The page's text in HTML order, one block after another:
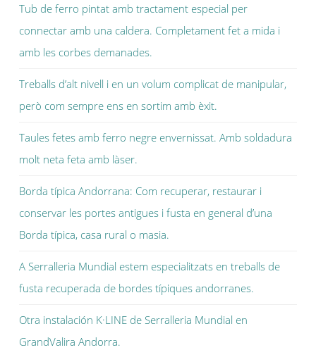
Tub de ferro pintat amb tractament especial per
connectar amb una caldera. Completament fet a mida i
amb les corbes demanades.
Treballs d’alt nivell i en un volum complicat de manipular,
però com sempre ens en sortim amb èxit.
Taules fetes amb ferro negre envernissat. Amb soldadura
molt neta feta amb làser.
Borda típica Andorrana: Com recuperar, restaurar i
conservar les portes antigues i fusta en general d’una
Borda típica, casa rural o masia.
A Serralleria Mundial estem especialitzats en treballs de
fusta recuperada de bordes típiques andorranes.
Otra instalación K·LINE de Serralleria Mundial en
GrandValira Andorra.